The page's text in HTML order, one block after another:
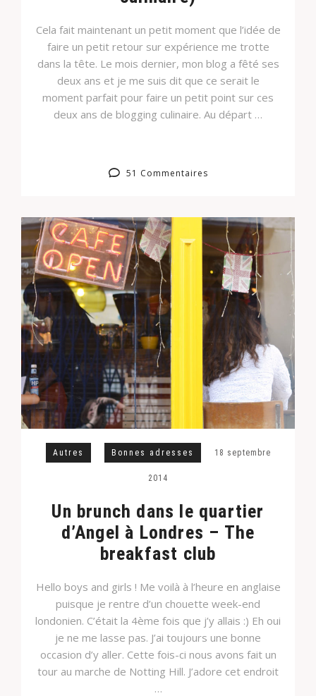
Cela fait maintenant un petit moment que l’idée de
faire un petit retour sur expérience me trotte
dans la tête. Le mois dernier, mon blog a fêté ses
deux ans et je me suis dit que ce serait le
moment parfait pour faire un petit point sur ces
deux ans de blogging culinaire. Au départ …
51 Commentaires
Autres Bonnes adresses 18 septembre
2014
Un brunch dans le quartier
d’Angel à Londres – The
breakfast club
Hello boys and girls ! Me voilà à l’heure en anglaise
puisque je rentre d’un chouette week-end
londonien. C’était la 4ème fois que j’y allais :) Eh oui
je ne me lasse pas. J’ai toujours une bonne
occasion d’y aller. Cette fois-ci nous avons fait un
tour au marche de Notting Hill. J’adore cet endroit
…